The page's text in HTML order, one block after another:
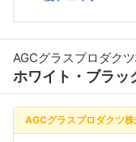
AGCグラスプロダク
ホワイト・ブラッ
AGCグラスプロダクツ